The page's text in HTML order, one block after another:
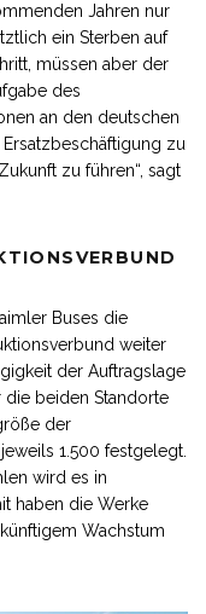
Jahren nur
ein Sterben auf
müssen aber der
des
an den deutschen
zu
zu führen“, sagt
Buses die
weiter
der Auftragslage
die beiden Standorte
der
1.500 festgelegt.
wird es in
haben die Werke
Wachstum